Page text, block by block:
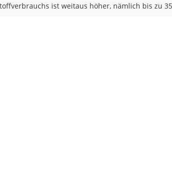
ist weitaus höher, nämlich bis zu